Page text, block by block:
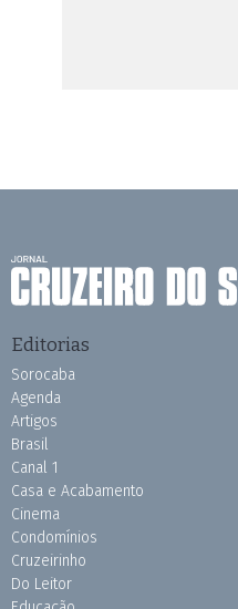
Editorias
Sorocaba
Agenda
Artigos
Brasil
Canal 1
Casa e Acabamento
Cinema
Condomínios
Cruzeirinho
Do Leitor